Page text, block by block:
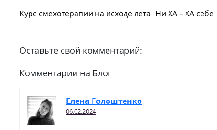
Курс смехотерапии на исходе лета Ни ХА – ХА себе
Оставьте свой комментарий:
Комментарии на Блог
Елена Голоштенко
06.02.2024